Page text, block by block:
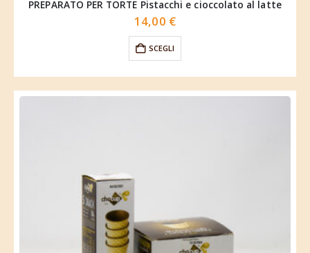
PREPARATO PER TORTE Pistacchi e cioccolato al latte
14,00 €
SCEGLI